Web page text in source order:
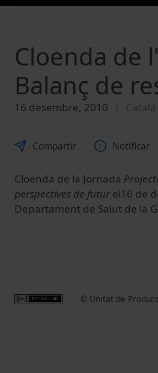
Cloenda de
Balanç de
16 desembre, 2010 Català
Compartir Notificar
Cloenda de la Jornada
perspectives de futur el16 de
Departament de Salut de la
© Unitat de